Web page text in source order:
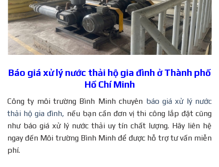
Báo giá xử lý nước thải hộ gia đình ở Thành phố
Hồ Chí Minh
Công ty môi trường Bình Minh chuyên báo giá xử lý nước
thải hộ gia đình, nếu bạn cần đơn vị thi công lắp đặt cũng
như báo giá xử lý nước thải uy tín chất lượng. Hãy liên hệ
ngay đến Môi trường Bình Minh để được hỗ trợ tư vấn miễn
phí.